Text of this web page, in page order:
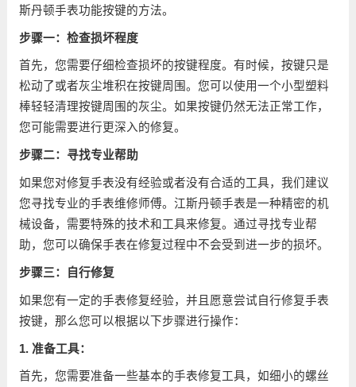
斯丹顿手表功能按键的方法。
步骤一：检查损坏程度
首先，您需要仔细检查损坏的按键程度。有时候，按键只是
松动了或者灰尘堆积在按键周围。您可以使用一个小型塑料
棒轻轻清理按键周围的灰尘。如果按键仍然无法正常工作，
您可能需要进行更深入的修复。
步骤二：寻找专业帮助
如果您对修复手表没有经验或者没有合适的工具，我们建议
您寻找专业的手表维修师傅。江斯丹顿手表是一种精密的机
械设备，需要特殊的技术和工具来修复。通过寻找专业帮
助，您可以确保手表在修复过程中不会受到进一步的损坏。
步骤三：自行修复
如果您有一定的手表修复经验，并且愿意尝试自行修复手表
按键，那么您可以根据以下步骤进行操作：
1. 准备工具：
首先，您需要准备一些基本的手表修复工具，如细小的螺丝